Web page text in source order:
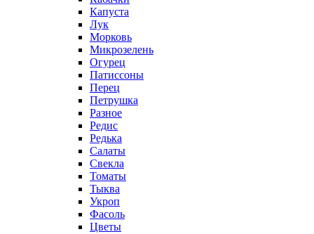
Капуста
Лук
Морковь
Микрозелень
Огурец
Патиссоны
Перец
Петрушка
Разное
Редис
Редька
Салаты
Свекла
Томаты
Тыква
Укроп
Фасоль
Цветы